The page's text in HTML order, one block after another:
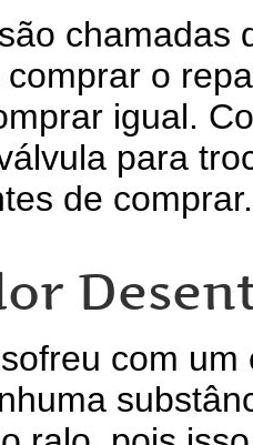
chamadas
o
igual.
para
de comprar.
com